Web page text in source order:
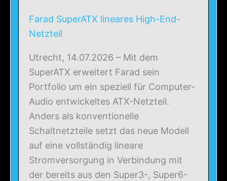
Farad SuperATX lineares High-End-
Netzteil
Utrecht, 14.07.2026 – Mit dem
SuperATX erweitert Farad sein
Portfolio um ein speziell für Computer-
Audio entwickeltes ATX-Netzteil.
Anders als konventionelle
Schaltnetzteile setzt das neue Modell
auf eine vollständig lineare
Stromversorgung in Verbindung mit
der bereits aus den Super3-, Super6-